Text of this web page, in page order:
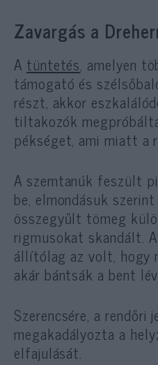
Zavargás a
A tüntetés, amelyen
támogató és
részt, akkor
tiltakozók
pékséget, ami miatt a
A szemtanúk feszült
be, elmondásuk
összegyűlt tömeg
rigmusokat skandált.
állítólag az volt, hogy
akár bántsák a bent
Szerencsére, a rendőri
megakadályozta a
elfajulását.